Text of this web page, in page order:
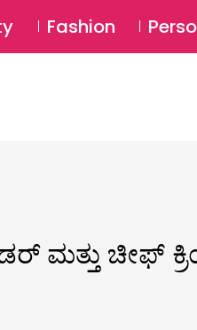
Login ⚲
Fashion
ಮತ್ತು ಚೀಫ್